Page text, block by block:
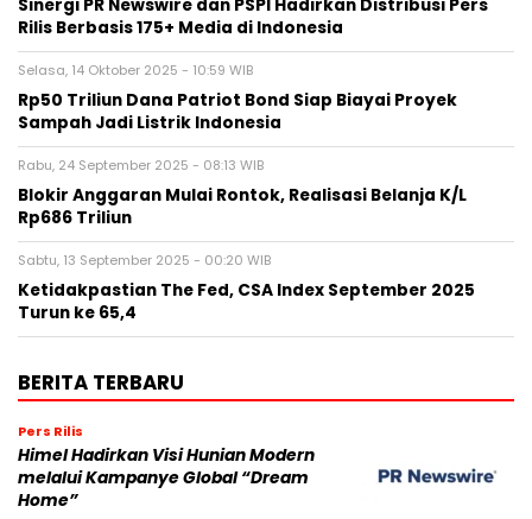
Sinergi PR Newswire dan PSPI Hadirkan Distribusi Pers
Rilis Berbasis 175+ Media di Indonesia
Selasa, 14 Oktober 2025 - 10:59 WIB
Rp50 Triliun Dana Patriot Bond Siap Biayai Proyek
Sampah Jadi Listrik Indonesia
Rabu, 24 September 2025 - 08:13 WIB
Blokir Anggaran Mulai Rontok, Realisasi Belanja K/L
Rp686 Triliun
Sabtu, 13 September 2025 - 00:20 WIB
Ketidakpastian The Fed, CSA Index September 2025
Turun ke 65,4
BERITA TERBARU
Pers Rilis
Himel Hadirkan Visi Hunian Modern
melalui Kampanye Global “Dream
Home”